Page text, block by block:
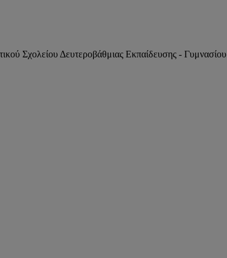
Σχολείου Δευτεροβάθμιας Εκπαίδευσης - Γυμνασίου